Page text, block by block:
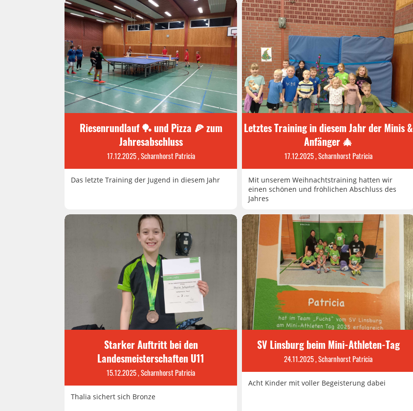
Riesenrundlauf 🏓 und Pizza 🍕 zum
Jahresabschluss
17.12.2025, Scharnhorst Patricia
Das letzte Training der Jugend in diesem Jahr
Letztes Training in diesem Jahr der Minis &
Anfänger 🎄
17.12.2025, Scharnhorst Patricia
Mit unserem Weihnachtstraining hatten wir
einen schönen und fröhlichen Abschluss des
Jahres
Starker Auftritt bei den
Landesmeisterschaften U11
15.12.2025, Scharnhorst Patricia
Thalia sichert sich Bronze
SV Linsburg beim Mini-Athleten-Tag
24.11.2025, Scharnhorst Patricia
Acht Kinder mit voller Begeisterung dabei